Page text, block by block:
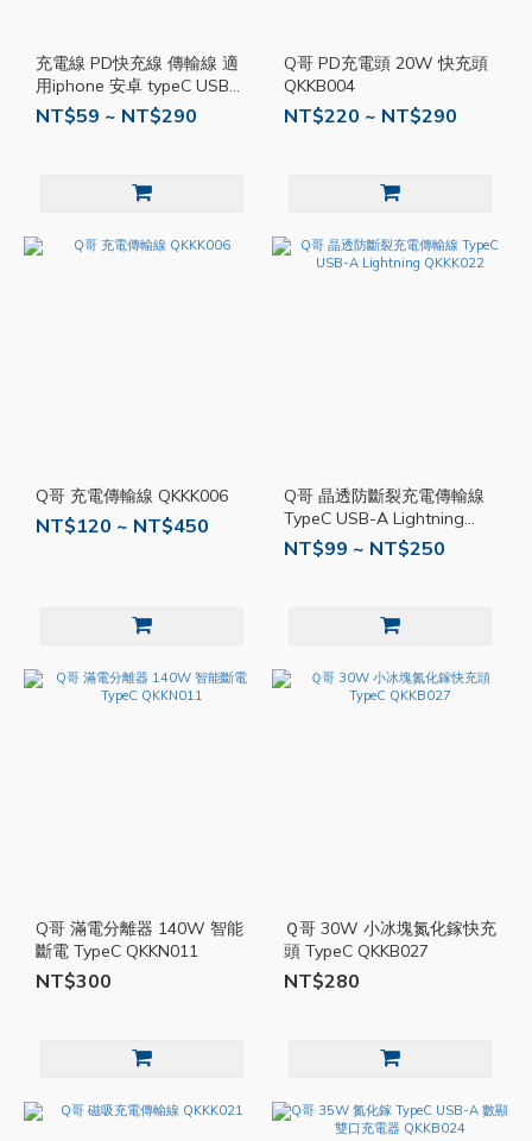
充電線 PD快充線 傳輸線 適
用iphone 安卓 typeC USB
數據線 一米 兩米 短線 三星
NT$59 ~ NT$290
Q哥 PD充電頭 20W 快充頭
QKKB004
NT$220 ~ NT$290
Q哥 充電傳輸線 QKKK006
NT$120 ~ NT$450
Q哥 晶透防斷裂充電傳輸線
TypeC USB-A Lightning
QKKK022
NT$99 ~ NT$250
Q哥 滿電分離器 140W 智能
斷電 TypeC QKKN011
NT$300
Ｑ哥 30W 小冰塊氮化鎵快充
頭 TypeC QKKB027
NT$280